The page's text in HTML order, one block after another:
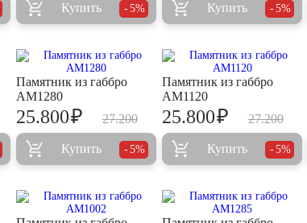
Купить 5% Купить 5%
Памятник из габбро
AM1280
27.200
25.800₽
Купить 5%
Памятник из габбро
AM1120
27.200
25.800₽
Купить 5%